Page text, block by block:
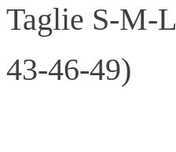
Taglie S-M-
43-46-49)